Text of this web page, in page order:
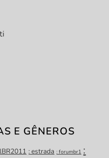
E GÊNEROS
: estrada : forumbr1 :